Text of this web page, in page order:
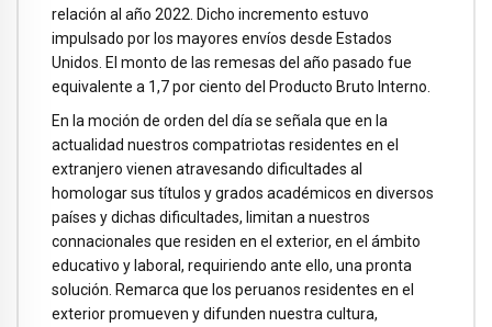
relación al año 2022. Dicho incremento estuvo
impulsado por los mayores envíos desde Estados
Unidos. El monto de las remesas del año pasado fue
equivalente a 1,7 por ciento del Producto Bruto Interno.
En la moción de orden del día se señala que en la
actualidad nuestros compatriotas residentes en el
extranjero vienen atravesando dificultades al
homologar sus títulos y grados académicos en diversos
países y dichas dificultades, limitan a nuestros
connacionales que residen en el exterior, en el ámbito
educativo y laboral, requiriendo ante ello, una pronta
solución. Remarca que los peruanos residentes en el
exterior promueven y difunden nuestra cultura,